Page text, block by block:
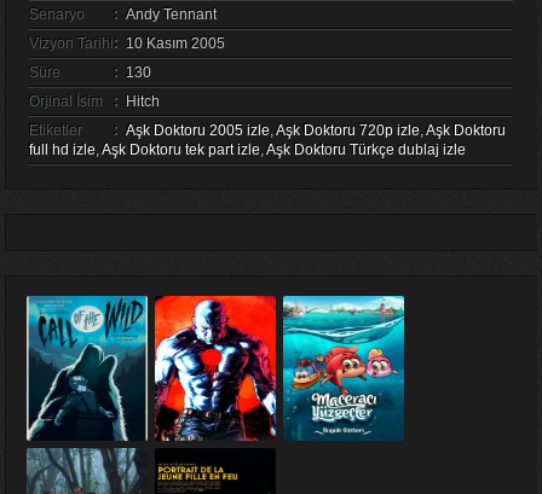
Senaryo
: Andy Tennant
Vizyon Tarihi: 10 Kasım 2005
Süre
: 130
Orjinal İsim
: Hitch
Etiketler
: Aşk Doktoru 2005 izle,Aşk Doktoru 720p izle,Aşk Doktoru
full hd izle,Aşk Doktoru tek part izle,Aşk Doktoru Türkçe dublaj izle